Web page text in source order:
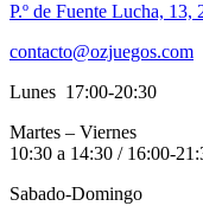
P.º de Fuente Lucha,
contacto@ozjuegos.com
Lunes 17:00-20:30
Martes – Viernes
10:30 a 14:30 / 16:00-
Sabado-Domingo